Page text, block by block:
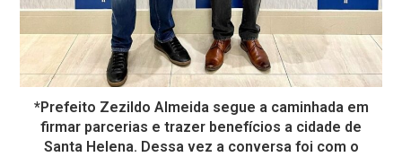
*Prefeito Zezildo Almeida segue a caminhada em
firmar parcerias e trazer benefícios a cidade de
Santa Helena. Dessa vez a conversa foi com o